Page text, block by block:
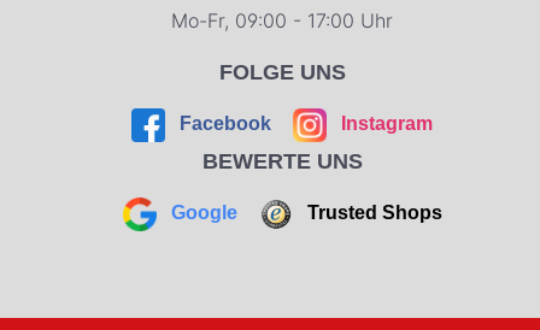
Mo-Fr, 09:00 - 17:00 Uhr
FOLGE UNS
Facebook Instagram
BEWERTE UNS
Google Trusted Shops